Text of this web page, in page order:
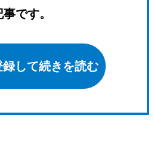
です。
して続きを読む